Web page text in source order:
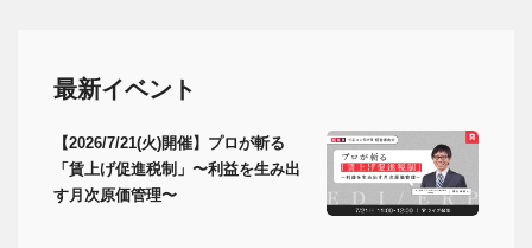
最新イベント
【2026/7/21(火)開催】プロが斬る
「賃上げ促進税制」〜利益を生み出
す月次原価管理〜